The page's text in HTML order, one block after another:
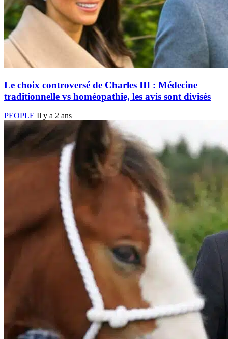
Le choix controversé de Charles III : Médecine
traditionnelle vs homéopathie, les avis sont divisés
PEOPLE Il y a 2 ans